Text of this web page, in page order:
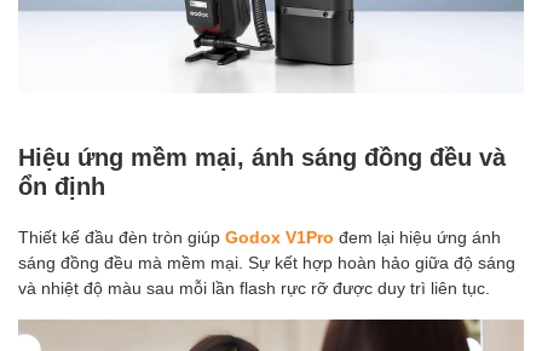
Hiệu ứng mềm mại, ánh sáng đồng đều và
ổn định
Thiết kế đầu đèn tròn giúp Godox V1Pro đem lại hiệu ứng ánh
sáng đồng đều mà mềm mại. Sự kết hợp hoàn hảo giữa độ sáng
và nhiệt độ màu sau mỗi lần flash rực rỡ được duy trì liên tục.